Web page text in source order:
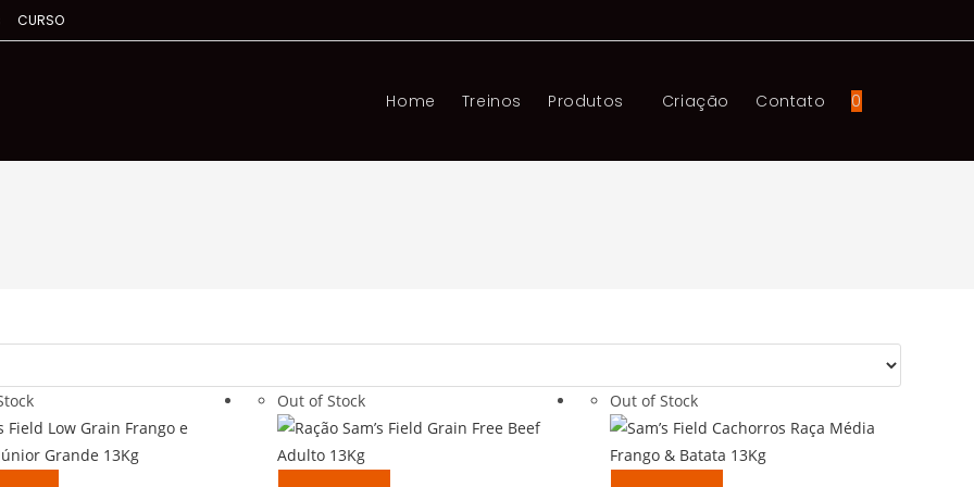
CURSO
Home Treinos Produtos Criação Contato 0
search
Out of Stock Out of Stock